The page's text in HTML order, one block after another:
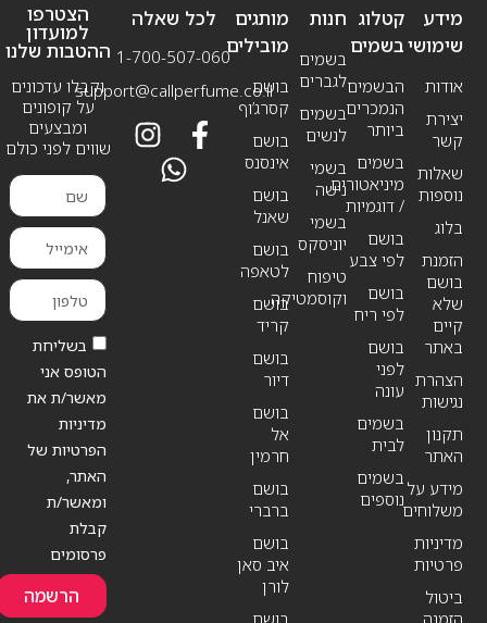
מידע
שימושי
אודות
יצירת
קשר
שאלות
נוספות
בלוג
הזמנת
בושם
שלא
קיים
באתר
הצהרת
נגישות
תקנון
האתר
מידע על
משלוחים
מדיניות
פרטיות
ביטול
הזמנה
חנות
בשמים
לגברים
בשמים
לנשים
בשמי
נישה
בשמי
יוניסקס
טיפוח
וקוסמטיקה
קטלוג
בשמים
הבשמים
הנמכרים
ביותר
בשמים
מיניאטורים
/ דוגמיות
בושם
לפי צבע
בושם
לפי ריח
בושם
לפני
עונה
בשמים
לבית
בשמים
נוספים
מותגים
מובילים
בושם
קסרג’וף
בושם
אינסנס
בושם
שאנל
בושם
לטאפה
בושם
קריד
בושם
דיור
בושם
אל
חרמין
בושם
ברברי
בושם
איב סאן
לורן
בושם
לכל שאלה
1-700-507-060
support@callperfume.co.il
הצטרפו
למועדון
ההטבות שלנו
וקבלו עדכונים
על קופונים
ומבצעים
שווים לפני כולם
בשליחת
הטופס אני
מאשר/ת את
מדיניות
הפרטיות של
האתר,
ומאשר/ת
קבלת
פרסומים
הרשמה